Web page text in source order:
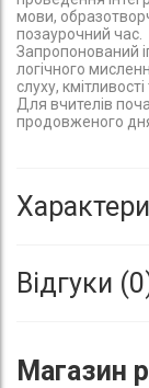
мови,
позаурочний час.
Запропонований
логічного
слуху,
Для вчителів
продовженого дня
Відгуки 0
Магазин